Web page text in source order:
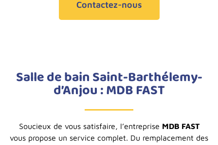
Contactez-nous
Salle de bain Saint-Barthélemy-
d’Anjou : MDB FAST
Soucieux de vous satisfaire, l’entreprise MDB FAST
vous propose un service complet. Du remplacement des